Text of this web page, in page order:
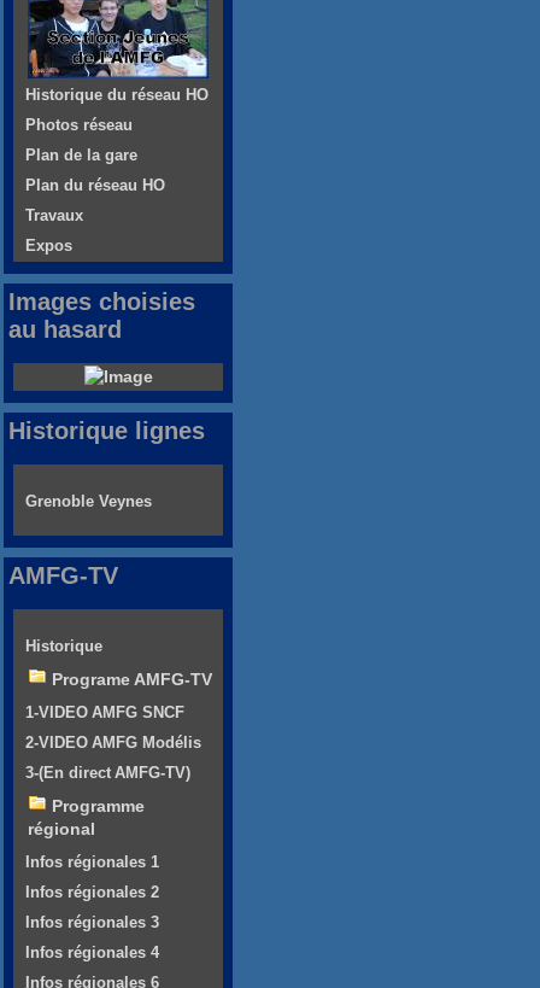
Historique du réseau HO
Photos réseau
Plan de la gare
Plan du réseau HO
Travaux
Expos
Images choisies
au hasard
Historique lignes
Grenoble Veynes
AMFG-TV
Historique
Programe AMFG-TV
1-VIDEO AMFG SNCF
2-VIDEO AMFG Modélis
3-(En direct AMFG-TV)
Programme
régional
Infos régionales 1
Infos régionales 2
Infos régionales 3
Infos régionales 4
Infos régionales 6